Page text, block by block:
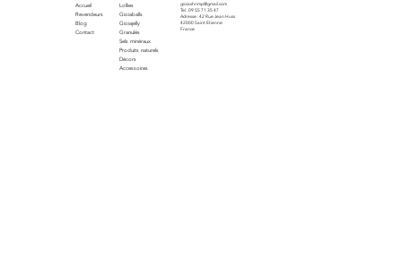
Accueil
Revendeurs
Blog
Contact
Lollies
Gioiaballs
Gioiajelly
Granulés
Sels minéraux
Produits naturels
Décors
Accessoires
gioiashrimp@gmail.com
Tel : 09 55 71 35 47
Adresse : 42 Rue Jean Huss
42000 Saint Etienne
France